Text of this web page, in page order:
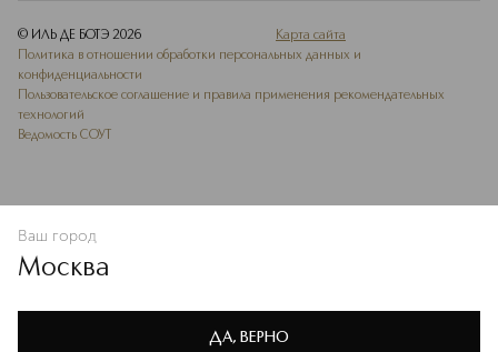
Политике конфиденциальности
© ИЛЬ ДЕ БОТЭ 2026
Карта сайта
Политика в отношении обработки персональных данных и
конфиденциальности
Пользовательское соглашение и правила применения рекомендательных
технологий
Ведомость СОУТ
Ваш город
Москва
ДА, ВЕРНО